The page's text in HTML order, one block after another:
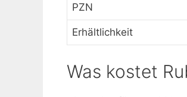
PZN
Erhältlichkeit
Was kostet